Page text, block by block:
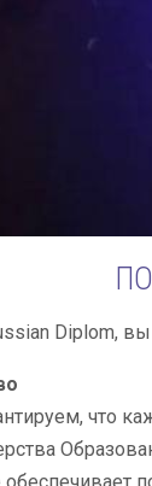
Diplom,
что